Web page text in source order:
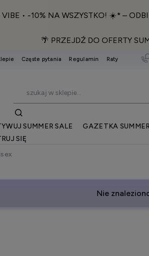
• -10% NA WSZYSTKO! ☀️* –
🌴 PRZEJDŹ DO OFERTY
Częste pytania Regulamin Raty
SUMMER SALE GAZETKA
SIĘ
Nie